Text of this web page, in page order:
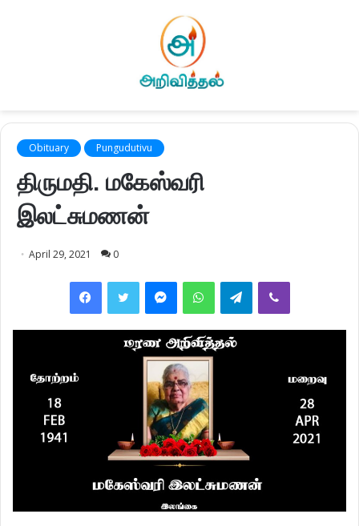
Obituary Pungudutivu
திருமதி. மகேஸ்வரி
இலட்சுமணன்
April 29, 2021 0
FacebookTwitter MessengerWhatsAppTelegramViber